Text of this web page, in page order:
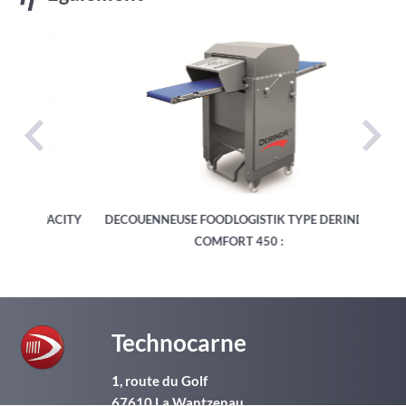
DECOUENNEUSE FOODLOGISTIK TYPE DERINDR
COMFORT 450 :
Technocarne
1, route du Golf
67610La Wantzenau